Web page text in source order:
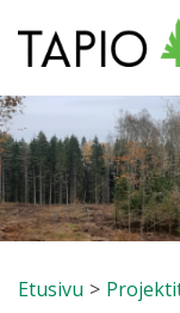
Etusivu >